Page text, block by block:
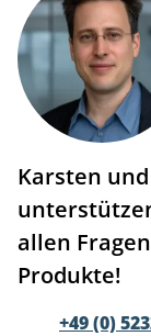
Karsten
allen
Produkte!
+49 (0)